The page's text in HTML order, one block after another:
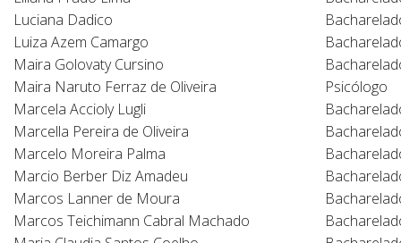
Luciana Dadico
Luiza Azem Camargo
Maira Golovaty Cursino
Maira Naruto Ferraz de Oliveira
Psicólogo
Marcela Accioly Lugli
Marcella Pereira de Oliveira
Marcelo Moreira Palma
Marcio Berber Diz Amadeu
Marcos Lanner de Moura
Marcos Teichimann Cabral Machado